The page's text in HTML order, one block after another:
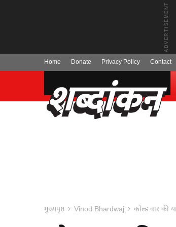
Home Donate Privacy Policy Contact
मुख्यपृष्ठ Vinod Bhardwaj कोल्ड वार की